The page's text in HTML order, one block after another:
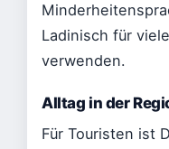
Ladinisch für
verwenden.
Alltag in der
Für Touristen ist